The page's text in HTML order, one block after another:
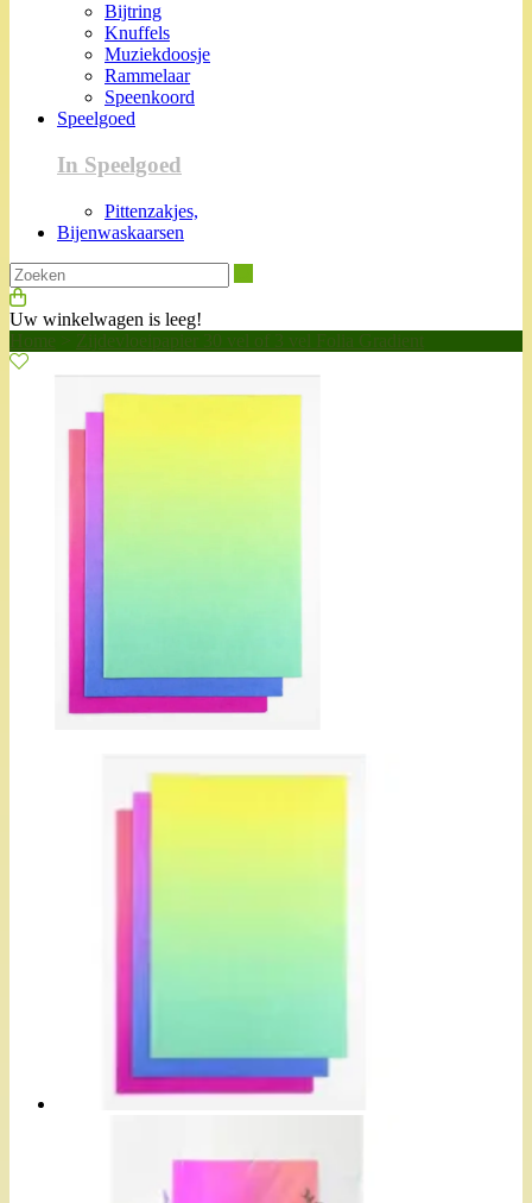
Bijtring
Knuffels
Muziekdoosje
Rammelaar
Speenkoord
Speelgoed
In Speelgoed
Pittenzakjes,
Bijenwaskaarsen
Uw winkelwagen is leeg!
Home
Zijdevloeipapier 30 vel of 3 vel Folia Gradient